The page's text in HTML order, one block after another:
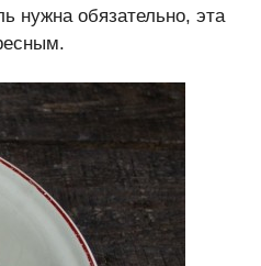
нужна обязательно, эта